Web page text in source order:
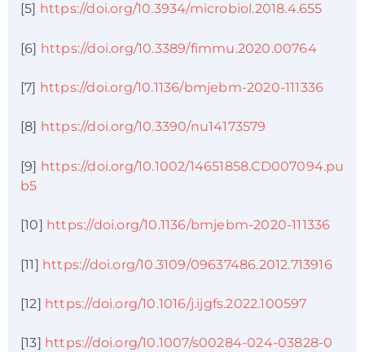
[5] https://doi.org/10.3934/microbiol.2018.4.655
[6] https://doi.org/10.3389/fimmu.2020.00764
[7] https://doi.org/10.1136/bmjebm-2020-111336
[8] https://doi.org/10.3390/nu14173579
[9] https://doi.org/10.1002/14651858.CD007094.pu
b5
[10] https://doi.org/10.1136/bmjebm-2020-111336
[11] https://doi.org/10.3109/09637486.2012.713916
[12] https://doi.org/10.1016/j.ijgfs.2022.100597
[13] https://doi.org/10.1007/s00284-024-03828-0